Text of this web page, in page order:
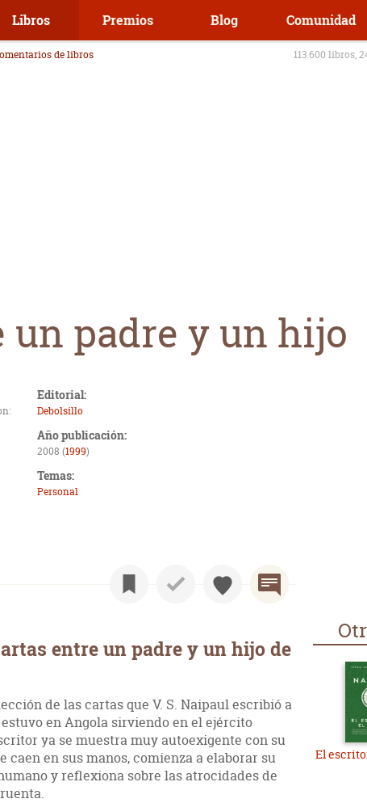
Libros Premios Blog Comunidad
de libros
113.600 libros,
un padre y un hijo
Editorial:
Debolsillo
Año publicación:
2008 (1999)
Temas:
Personal
entre un padre y un hijo de
de las cartas que V. S. Naipaul escribió a
en Angola sirviendo en el ejército
ya se muestra muy autoexigente con su
en sus manos, comienza a elaborar su
y reflexiona sobre las atrocidades de
El